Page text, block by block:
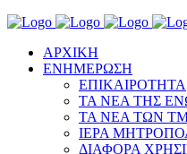
ΑΡΧΙΚΗ
ΕΝΗΜΕΡΩΣΗ
ΕΠΙΚΑΙΡΟΤΗΤΑ
ΤΑ ΝΕΑ ΤΗΣ
ΤΑ ΝΕΑ ΤΩΝ
ΙΕΡΑ
ΔΙΑΦΟΡΑ